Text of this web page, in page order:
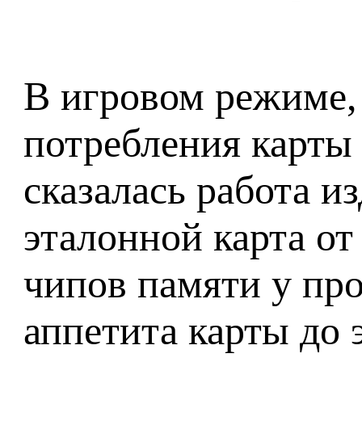
В игровом
потребления
сказалась работа
эталонной карта
чипов памяти у
аппетита карты до